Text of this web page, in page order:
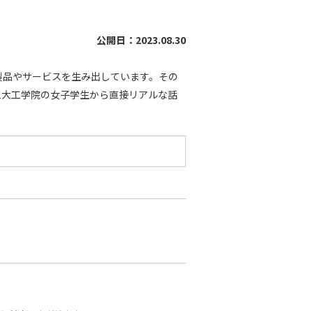
公開日：2023.08.30
やサービスを生み出しています。その
工学院の女子学生から直接リアルな話